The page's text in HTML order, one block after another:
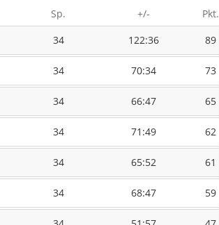
Sp. +/-
Pkt.
34 122:36 89
34 70:34 73
34 66:47 65
34 71:49 62
34 65:52 61
34 68:47 59